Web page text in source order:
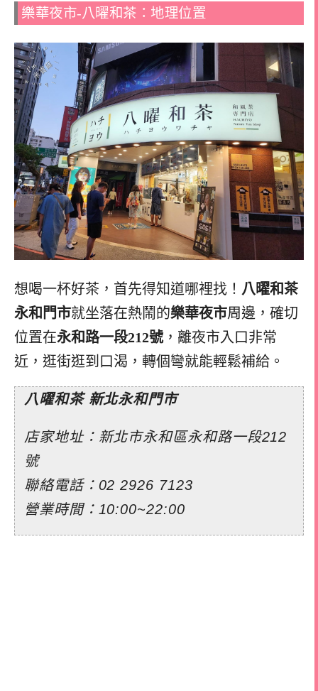
樂華夜市-八曜和茶：地理位置
想喝一杯好茶，首先得知道哪裡找！ 八曜和茶
永和門市就坐落在熱鬧的樂華夜市周邊，確切
位置在永和路一段212號，離夜市入口非常
近，逛街逛到口渴，轉個彎就能輕鬆補給。
八曜和茶 新北永和門市
店家地址：新北市永和區永和路一段212
號
聯絡電話：02 2926 7123
營業時間：10:00~22:00